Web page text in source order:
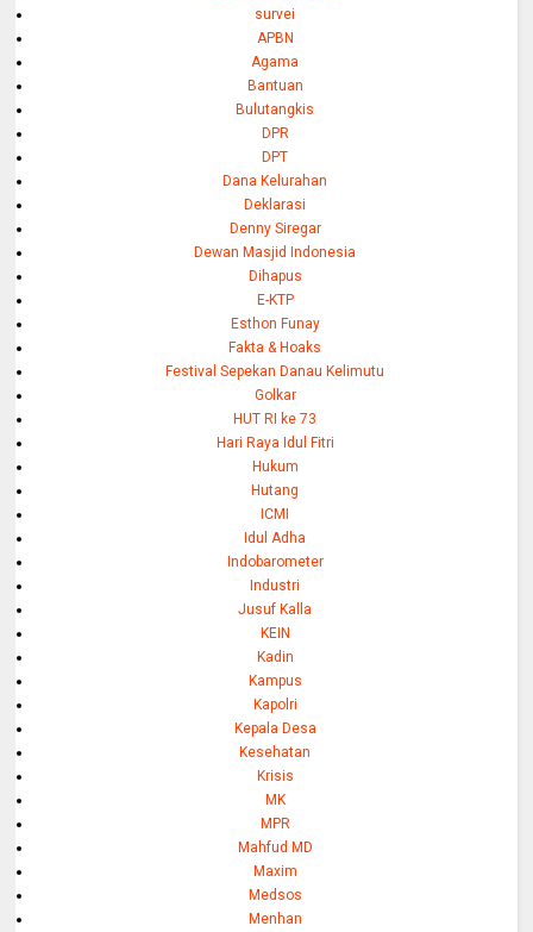
survei
APBN
Agama
Bantuan
Bulutangkis
DPR
DPT
Dana Kelurahan
Deklarasi
Denny Siregar
Dewan Masjid Indonesia
Dihapus
E-KTP
Esthon Funay
Fakta & Hoaks
Festival Sepekan Danau Kelimutu
Golkar
HUT RI ke 73
Hari Raya Idul Fitri
Hukum
Hutang
ICMI
Idul Adha
Indobarometer
Industri
Jusuf Kalla
KEIN
Kadin
Kampus
Kapolri
Kepala Desa
Kesehatan
Krisis
MK
MPR
Mahfud MD
Maxim
Medsos
Menhan